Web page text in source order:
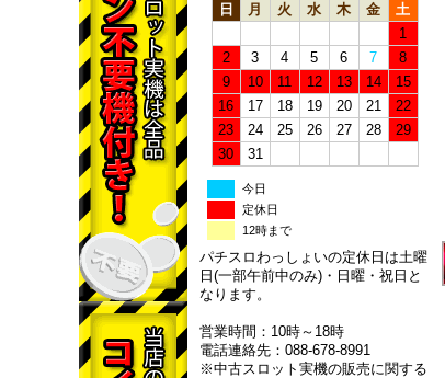
日
月 火 水 木 金
土
1
2
3 4 5 6 7
8
9
10 11 12 13 14
15
16
17 18 19 20 21
22
23
24 25 26 27 28
29
30
31
今日
定休日
12時まで
パチスロわっしょいの定休日は土曜
日(一部午前中のみ)・日曜・祝日と
なります。
営業時間：10時～18時
電話連絡先：088-678-8991
※中古スロット実機の販売に関する